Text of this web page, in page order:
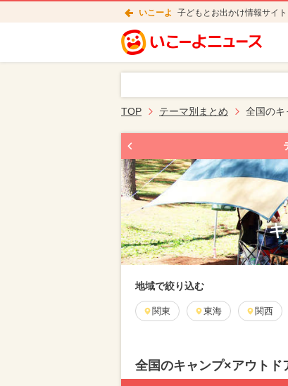
いこーよ 子どもとお出かけ情報サイ
TOP テーマ別まとめ 全国のキ
地域で絞り込む
関東 東海 関西
全国のキャンプ×アウトド